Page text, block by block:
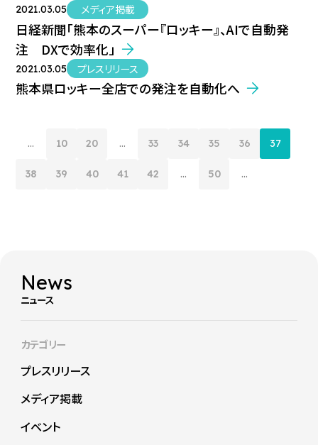
2021.03.05 メディア掲載
日経新聞「熊本のスーパー『ロッキー』、AIで自動発
注 DXで効率化」
2021.03.05 プレスリリース
熊本県ロッキー全店での発注を自動化へ
... 10 20 ... 33 34 35 36 37
38 39 40 41 42 ... 50 ...
News
ニュース
カテゴリー
プレスリリース
メディア掲載
イベント